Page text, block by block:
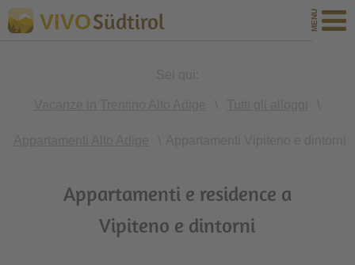
VIVOSüdtirol
Appartamenti e residence a
Vipiteno e dintorni